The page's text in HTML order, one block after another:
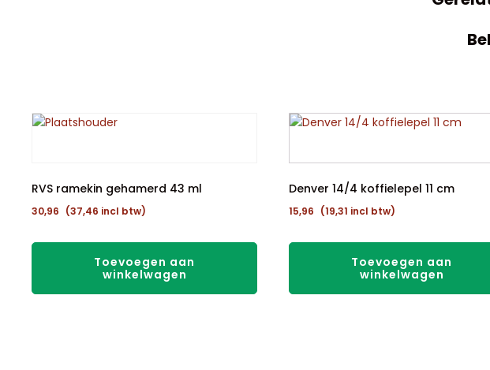
RVS ramekin gehamerd 43 ml
30,96 (37,46 incl btw)
Toevoegen aan
winkelwagen
Denver 14/4 koffielepel 11 cm
15,96 (19,31 incl btw)
Toevoegen aan
winkelwagen